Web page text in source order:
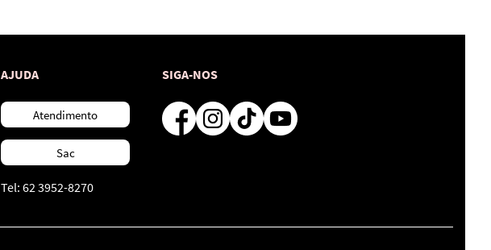
AJUDA
Atendimento
Sac
Tel: 62 3952-8270
SIGA-NOS